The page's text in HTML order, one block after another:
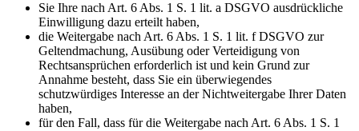
Sie Ihre nach Art. 6 Abs. 1 S. 1 lit. a DSGVO ausdrückliche
Einwilligung dazu erteilt haben,
die Weitergabe nach Art. 6 Abs. 1 S. 1 lit. f DSGVO zur
Geltendmachung, Ausübung oder Verteidigung von
Rechtsansprüchen erforderlich ist und kein Grund zur
Annahme besteht, dass Sie ein überwiegendes
schutzwürdiges Interesse an der Nichtweitergabe Ihrer Daten
haben,
für den Fall, dass für die Weitergabe nach Art. 6 Abs. 1 S. 1